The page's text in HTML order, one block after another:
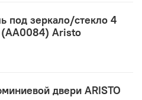
под зеркало/стекло 4
Aristo
двери ARISTO